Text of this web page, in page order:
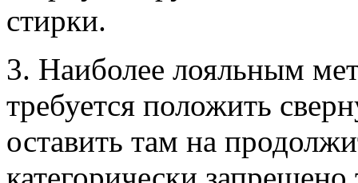
стирки.
3. Наиболее лояльным
требуется положить
оставить там на